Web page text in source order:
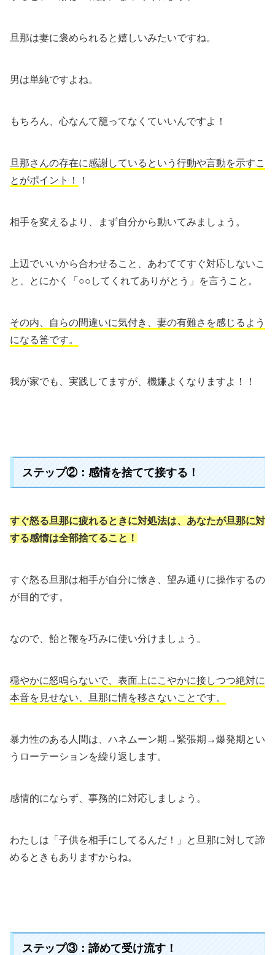
旦那は妻に褒められると嬉しいみたいですね。
男は単純ですよね。
もちろん、心なんて籠ってなくていいんですよ！
旦那さんの存在に感謝しているという行動や言動を示すこ
とがポイント！
！
相手を変えるより、まず自分から動いてみましょう。
上辺でいいから合わせること、あわててすぐ対応しないこ
と、とにかく「○○してくれてありがとう」を言うこと。
その内、自らの間違いに気付き、妻の有難さを感じるよう
になる筈です。
我が家でも、実践してますが、機嫌よくなりますよ！！
ステップ②：感情を捨てて接する！
すぐ怒る旦那に疲れるときに対処法は、あなたが旦那に対
する感情は全部捨てること！
すぐ怒る旦那は相手が自分に懐き、望み通りに操作するの
が目的です。
なので、飴と鞭を巧みに使い分けましょう。
穏やかに怒鳴らないで、表面上にこやかに接しつつ絶対に
本音を見せない、旦那に情を移さないことです。
暴力性のある人間は、ハネムーン期→緊張期→爆発期とい
うローテーションを繰り返します。
感情的にならず、事務的に対応しましょう。
わたしは「子供を相手にしてるんだ！」と旦那に対して諦
めるときもありますからね。
ステップ③：諦めて受け流す！